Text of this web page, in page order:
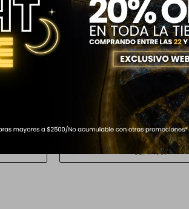
LENTES DE SOL AVIATOR